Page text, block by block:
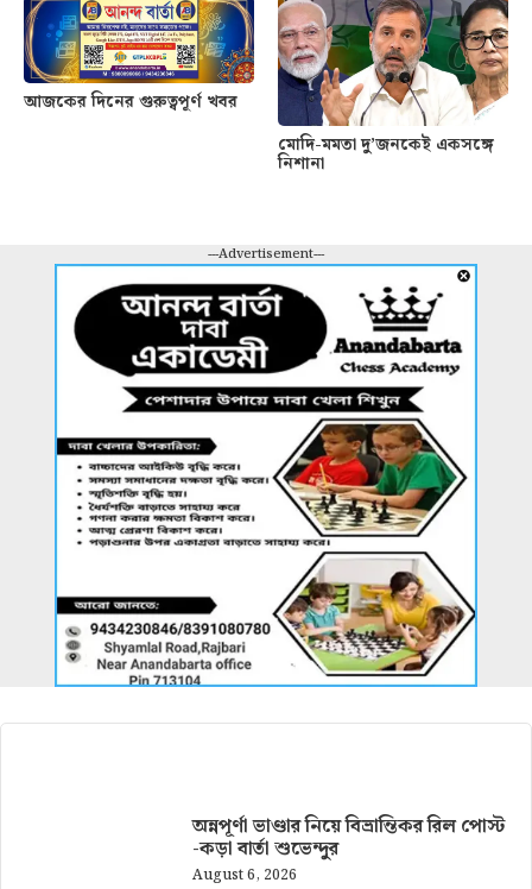
আজকের দিনের গুরুত্বপূর্ণ খবর
মোদি-মমতা দু’জনকেই একসঙ্গে
নিশানা
---Advertisement---
অন্নপূর্ণা ভাণ্ডার নিয়ে বিভ্রান্তিকর রিল পোস্ট
-কড়া বার্তা শুভেন্দুর
August 6, 2026